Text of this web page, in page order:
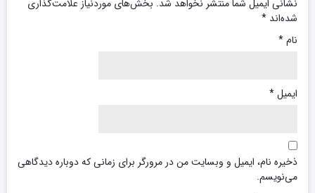
نشانی ایمیل شما منتشر نخواهد شد. بخش‌های موردنیاز علامت‌گذاری
شده‌اند *
نام*
ایمیل*
ذخیره نام، ایمیل و وبسایت من در مرورگر برای زمانی که دوباره دیدگاهی
می‌نویسم.